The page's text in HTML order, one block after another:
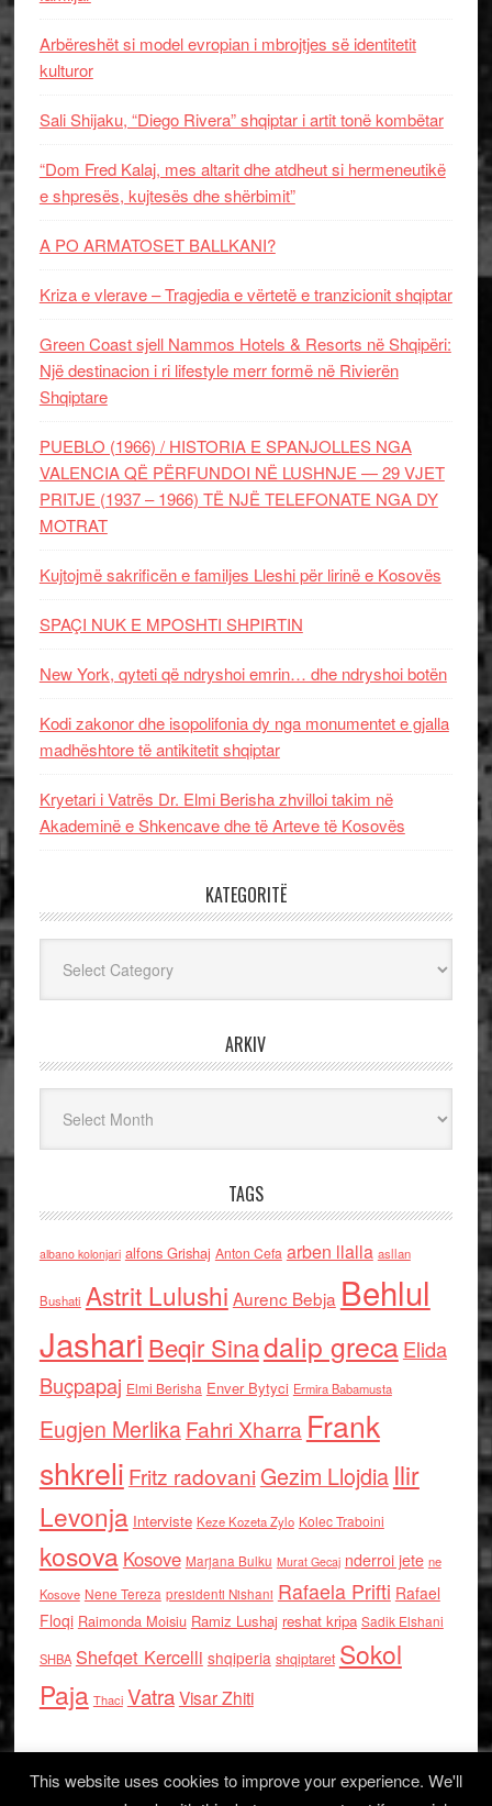
Arbëreshët si model evropian i mbrojtjes së identitetit
kulturor
Sali Shijaku, “Diego Rivera” shqiptar i artit tonë kombëtar
“Dom Fred Kalaj, mes altarit dhe atdheut si hermeneutikë
e shpresës, kujtesës dhe shërbimit”
A PO ARMATOSET BALLKANI?
Kriza e vlerave – Tragjedia e vërtetë e tranzicionit shqiptar
Green Coast sjell Nammos Hotels & Resorts në Shqipëri:
Një destinacion i ri lifestyle merr formë në Rivierën
Shqiptare
PUEBLO (1966) / HISTORIA E SPANJOLLES NGA
VALENCIA QË PËRFUNDOI NË LUSHNJE — 29 VJET
PRITJE (1937 – 1966) TË NJË TELEFONATE NGA DY
MOTRAT
Kujtojmë sakrificën e familjes Lleshi për lirinë e Kosovës
SPAÇI NUK E MPOSHTI SHPIRTIN
New York, qyteti që ndryshoi emrin… dhe ndryshoi botën
Kodi zakonor dhe isopolifonia dy nga monumentet e gjalla
madhështore të antikitetit shqiptar
Kryetari i Vatrës Dr. Elmi Berisha zhvilloi takim në
Akademinë e Shkencave dhe të Arteve të Kosovës
KATEGORITË
ARKIV
TAGS
albano kolonjari alfons Grishaj Anton Cefa arben llalla asllan
Bushati Astrit Lulushi Aurenc Bebja Behlul
Jashari Beqir Sinadalip grecaElida
Buçpapaj Elmi Berisha Enver Bytyci Ermira Babamusta
Eugjen MerlikaFahri Xharra Frank
shkreli Fritz radovaniGezim Llojdia Ilir
Levonja Interviste Keze Kozeta Zylo Kolec Traboini
kosova Kosove Marjana Bulku Murat Gecaj nderroi jete ne
Kosove Nene Tereza presidenti Nishani Rafaela Prifti Rafael
Floqi Raimonda Moisiu Ramiz Lushaj reshat kripa Sadik Elshani
SHBA Shefqet Kercelli shqiperia shqiptaret Sokol
Paja Thaci VatraVisar Zhiti
This website uses cookies to improve your experience. We'll